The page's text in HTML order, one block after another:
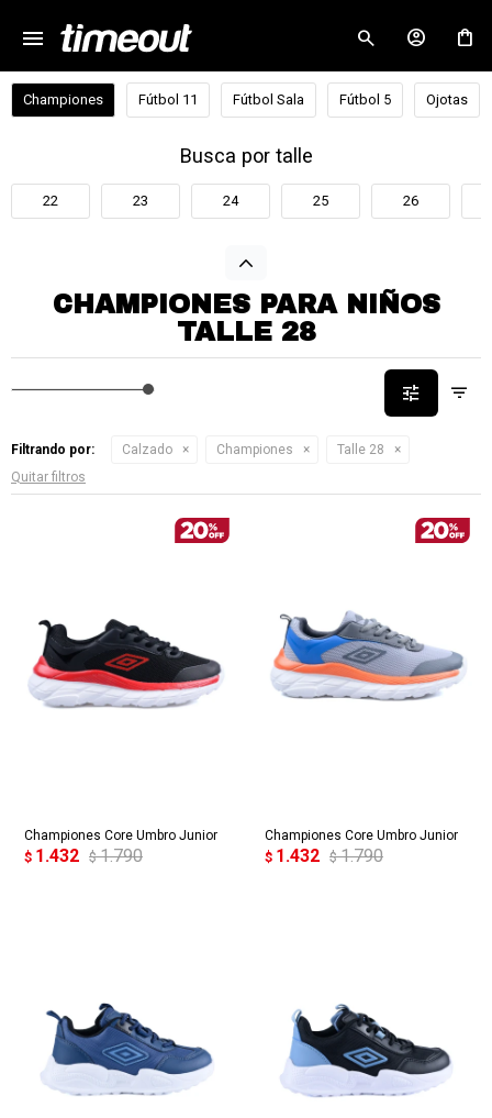
menu
Championes Fútbol 11 Fútbol Sala Fútbol 5 Ojotas
Busca por talle
22 23 24 25 26
CHAMPIONES PARA NIÑOS
TALLE 28
Filtrando por: Calzado Championes
Talle 28
Quitar filtros
Championes Core Umbro Junior
$ 1.432 $ 1.790
Championes Core Umbro Junior
$ 1.432 $ 1.790